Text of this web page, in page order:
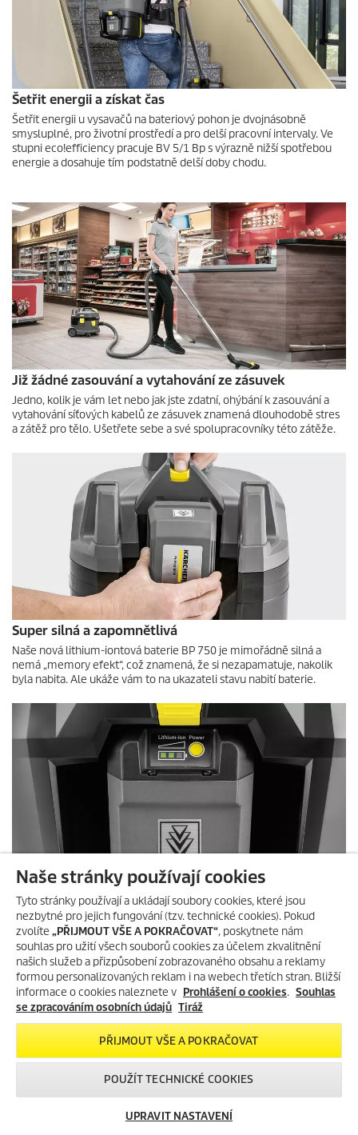
Šetřit energii a získat čas
Šetřit energii u vysavačů na bateriový pohon je dvojnásobně
smysluplné, pro životní prostředí a pro delší pracovní intervaly. Ve
stupnieco!efficiency pracuje BV 5/1 Bp s výrazně nižší spotřebou
energie a dosahuje tím podstatně delší doby chodu.
Již žádné zasouvání a vytahování ze zásuvek
Jedno, kolik je vám let nebo jak jste zdatní, ohýbání k zasouvání a
vytahování síťových kabelů ze zásuvek znamená dlouhodobě stres
a zátěž pro tělo. Ušetřete sebe a své spolupracovníky této zátěže.
Super silná a zapomnětlivá
Naše nová lithium-iontová baterie BP 750 je mimořádně silná a
nemá „memory efekt“, což znamená, že si nezapamatuje, nakolik
byla nabita. Ale ukáže vám to na ukazateli stavu nabití baterie.
Z 0 na 100 za 60 minut
Naše rychlonabíječka BC 1/7 dělá čest svému jménu. S výkonem
290 W namísto dosavadních 90 W dostane každou baterii za
maximálně 60 minut na plný výkon. Rychlonabíječka BC 1/7 je
kompatibilní s bateriemi do 36 V.
Příklady použití aku vysavačů pro
profesionály
Naše stránky používají cookies
Tyto stránky používají a ukládají soubory cookies, které jsou
nezbytné pro jejich fungování (tzv. technické cookies). Pokud
zvolíte „PŘIJMOUT VŠE A POKRAČOVAT“, poskytnete nám
souhlas pro užití všech souborů cookies za účelem zkvalitnění
našich služeb a přizpůsobení zobrazovaného obsahu a reklamy
formou personalizovaných reklam i na webech třetích stran. Bližší
informace o cookies naleznete v Prohlášení o cookies. Souhlas
se zpracováním osobních údajů Tiráž
PŘIJMOUT VŠE A POKRAČOVAT
POUŽÍT TECHNICKÉ COOKIES
UPRAVIT NASTAVENÍ